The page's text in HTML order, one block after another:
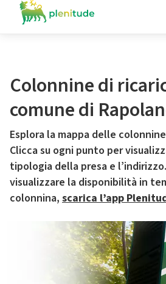
Colonnine di
comune di
Esplora la mappa delle
Clicca su ogni punto per
tipologia della presa e
visualizzare la disponibilità in
colonnina, scarica l’app